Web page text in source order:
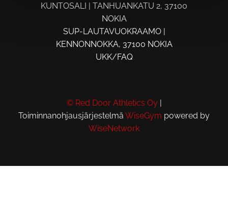
KUNTOSALI | TANHUANKATU 2, 37100
NOKIA
SUP-LAUTAVUOKRAAMO |
KENNONNOKKA, 37100 NOKIA
UKK/FAQ
© Red Door Athletics Oy|
Toiminnanohjausjärjestelmä WiseGym powered by
WiseNetwork